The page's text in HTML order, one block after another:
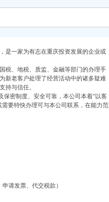
是一家为有志在重庆投资发展的企业或
税、地税、质监、金融等部门的办理手
新老客户处理了经营活动中的诸多疑难
持与信任。
密制度、安全可靠，本公司本着“以客
要特快办理可与本公司联系，在能力范
请发票、代交税款）